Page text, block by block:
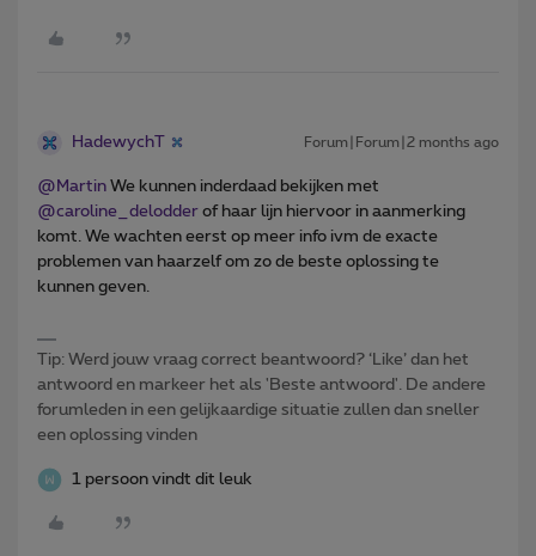
HadewychT Forum|Forum|2 months ago
@Martin We kunnen inderdaad bekijken met ​
@caroline_delodder of haar lijn hiervoor in aanmerking
komt. We wachten eerst op meer info ivm de exacte
problemen van haarzelf om zo de beste oplossing te
kunnen geven.
Tip: Werd jouw vraag correct beantwoord? ‘Like’ dan het
antwoord en markeer het als 'Beste antwoord'. De andere
forumleden in een gelijkaardige situatie zullen dan sneller
een oplossing vinden
1 persoon vindt dit leuk